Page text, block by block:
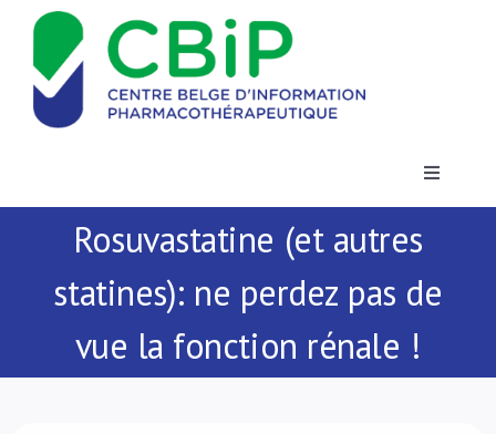
Passer
contenu
Toggle
Actualités
Publications
Formations
Rosuvastatine (et autres
statines): ne perdez pas de
vue la fonction rénale !